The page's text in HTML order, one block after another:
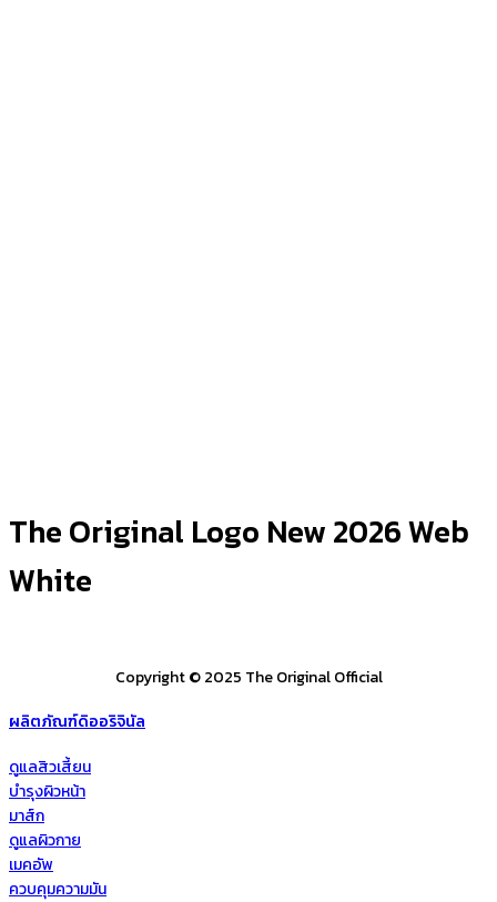
The Original Logo New 2026 Web
White
Copyright © 2025 The Original Official
ผลิตภัณฑ์ดิออริจินัล
ดูแลสิวเสี้ยน
บำรุงผิวหน้า
มาส์ก
ดูแลผิวกาย
เมคอัพ
ควบคุมความมัน